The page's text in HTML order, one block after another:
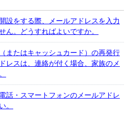
設をする際、メールアドレスを入力
ん。どうすればよいですか。
またはキャッシュカード）の再発行
レスは、連絡が付く場合、家族のメ
話・スマートフォンのメールアドレ
。